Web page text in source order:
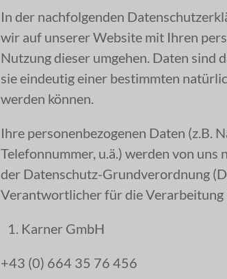
In der nachfolgenden
wir auf unserer Website mit Ihren
Nutzung dieser umgehen. Daten sind
sie eindeutig einer bestimmten
werden können.
Ihre personenbezogenen Daten (z.B.
Telefonnummer, u.ä.) werden von uns
der Datenschutz-Grundverordnung
Verantwortlicher für die Verarbeitung
Karner GmbH
+43 (0) 664 35 76 456